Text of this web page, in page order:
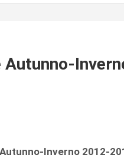
Inverno 2012-